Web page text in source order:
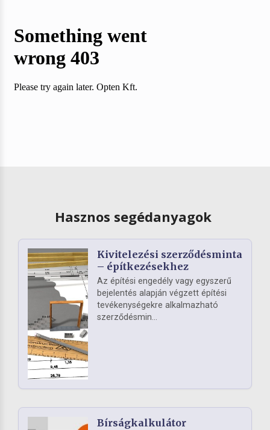
Hasznos segédanyagok
Kivitelezési szerződésminta
– építkezésekhez
Az építési engedély vagy egyszerű
bejelentés alapján végzett építési
tevékenységekre alkalmazható
szerződésmin...
Bírságkalkulátor